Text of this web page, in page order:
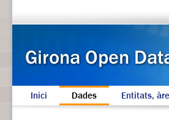
Inici Dades Entitats,